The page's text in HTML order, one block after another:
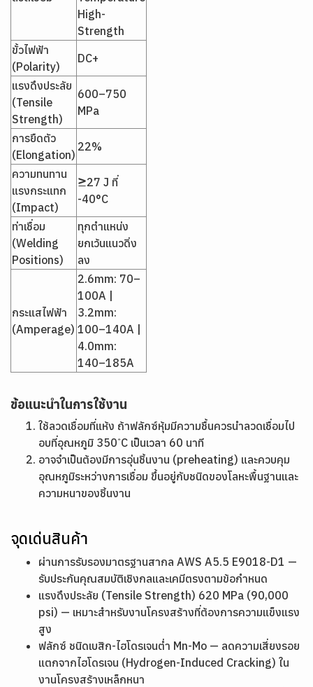
High-
Strength
ขั้วไฟฟ้า
(Polarity)
DC+
แรงดึงประลัย
(Tensile
Strength)
600–750
MPa
การยืดตัว
(Elongation)
22%
ความทนทาน
แรงกระแทก
(Impact)
≥27 J ที่
-40°C
ท่าเชื่อม
(Welding
Positions)
ทุกตำแหน่ง
ยกเว้นแนวดิ่ง
ลง
กระแสไฟฟ้า
(Amperage)
2.6mm: 70–
100A |
3.2mm:
100–140A |
4.0mm:
140–185A
ข้อแนะนำในการใช้งาน
ใช้ลวดเชื่อมที่แห้ง ถ้าฟลักซ์หุ้มมีความชื้นควรนำลวดเชื่อมไป
อบที่อุณหภูมิ 350 ํC เป็นเวลา 60 นาที
อาจจำเป็นต้องมีการอุ่นชิ้นงาน (preheating) และควบคุม
อุณหภูมิระหว่างการเชื่อม ขึ้นอยู่กับชนิดของโลหะพื้นฐานและ
ความหนาของชิ้นงาน
จุดเด่นสินค้า
ผ่านการรับรองมาตรฐานสากล AWS A5.5 E9018-D1 —
รับประกันคุณสมบัติเชิงกลและเคมีตรงตามข้อกำหนด
แรงดึงประลัย (Tensile Strength) 620 MPa (90,000
psi) — เหมาะสำหรับงานโครงสร้างที่ต้องการความแข็งแรง
สูง
ฟลักซ์ ชนิดเบสิก-ไฮโดรเจนต่ำ Mn-Mo — ลดความเสี่ยงรอย
แตกจากไฮโดรเจน (Hydrogen-Induced Cracking) ใน
งานโครงสร้างเหล็กหนา